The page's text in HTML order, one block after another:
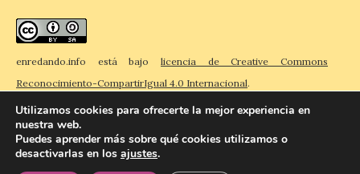
la Energía (antigua central térmica de la
Minero Siderúrgica de Ponferrada –
MSP) y La Térmica Cultural (antigua
central de Compostilla […]
enredando.info está bajo licencia de Creative Commons
Reconocimiento-CompartirIgual 4.0 Internacional.
© 2026 Enredando Política de privacidad
Utilizamos cookies para ofrecerte la mejor experiencia en
nuestra web.
Puedes aprender más sobre qué cookies utilizamos o
desactivarlas en los ajustes.